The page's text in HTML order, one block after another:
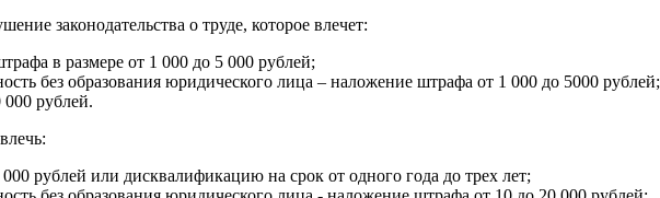
законодательства о труде, которое влечет:
в размере от 1 000 до 5 000 рублей;
без образования юридического лица – наложение штрафа от 1 000 до 5000 рублей;
рублей.
рублей или дисквалификацию на срок от одного года до трех лет;